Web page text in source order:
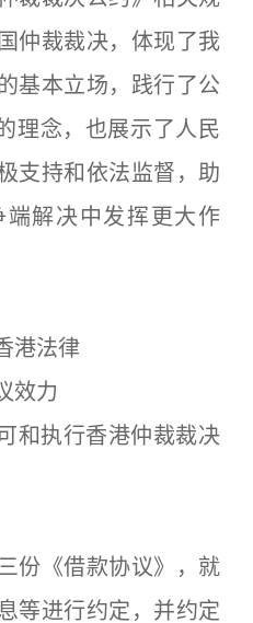
仲裁裁决，体现了我
基本立场，践行了公
理念，也展示了人民
支持和依法监督，助
解决中发挥更大作
法律
效力
执行香港仲裁裁决
《借款协议》，就
等进行约定，并约定